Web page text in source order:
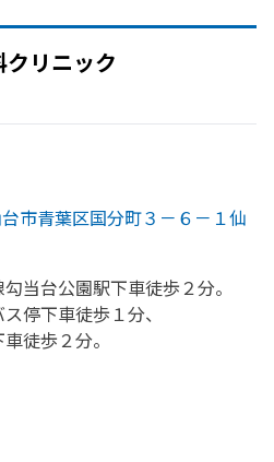
クリニック
市青葉区国分町３－６－１仙
当台公園駅下車徒歩２分。
停下車徒歩１分、
徒歩２分。